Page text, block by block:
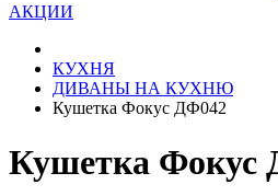
АКЦИИ
КУХНЯ
ДИВАНЫ НА КУХНЮ
Кушетка Фокус ДФ042
Кушетка Фокус